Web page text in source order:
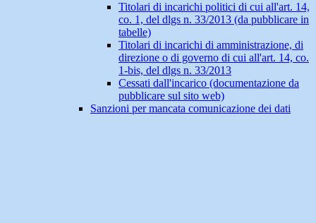
Titolari di incarichi politici di cui all'art. 14,
co. 1, del dlgs n. 33/2013 (da pubblicare in
tabelle)
Titolari di incarichi di amministrazione, di
direzione o di governo di cui all'art. 14, co.
1-bis, del dlgs n. 33/2013
Cessati dall'incarico (documentazione da
pubblicare sul sito web)
Sanzioni per mancata comunicazione dei dati